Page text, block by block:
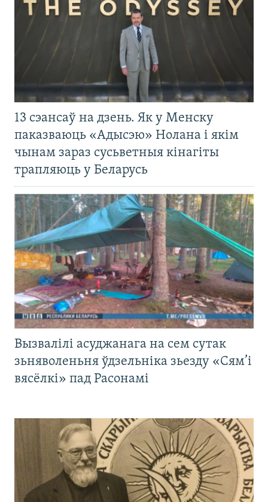
13 сэансаў на дзень. Як у Менску
паказваюць «Адысэю» Нолана і якім
чынам зараз сусьветныя кінагіты
трапляюць у Беларусь
Вызвалілі асуджанага на сем сутак
зьняволеньня ўдзельніка зьезду «Сям’і
вясёлкі» пад Расонамі